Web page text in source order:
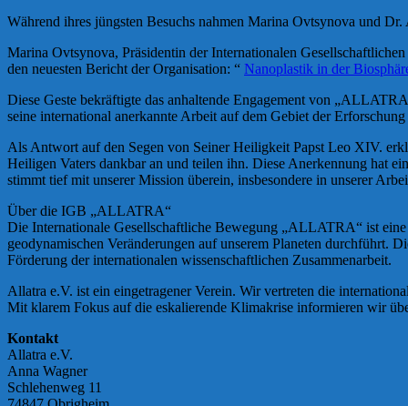
Während ihres jüngsten Besuchs nahmen Marina Ovtsynova und
Marina Ovtsynova, Präsidentin der Internationalen
den neuesten Bericht der Organisation: “ Nanoplastik in der
Diese Geste bekräftigte das anhaltende Engagement von
seine international anerkannte Arbeit auf dem Gebiet der
Als Antwort auf den Segen von Seiner Heiligkeit Papst Leo XIV.
Heiligen Vaters dankbar an und teilen ihn. Diese Anerkennung hat
stimmt tief mit unserer Mission überein, insbesondere in unserer
Über die IGB „ALLATRA“
Die Internationale Gesellschaftliche Bewegung „ALLATRA“ ist
geodynamischen Veränderungen auf unserem Planeten durchführt.
Förderung der internationalen wissenschaftlichen Zusammenarbeit.
Allatra e.V. ist ein eingetragener Verein. Wir vertreten die
Mit klarem Fokus auf die eskalierende Klimakrise informieren wir
Kontakt
Allatra e.V.
Anna Wagner
Schlehenweg 11